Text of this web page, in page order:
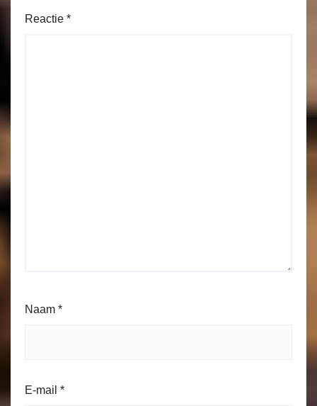
Reactie *
Naam *
E-mail *